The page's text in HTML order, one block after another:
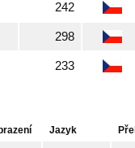
242
298
233
Jazyk